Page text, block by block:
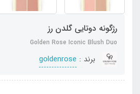
رژگونه دوتایی گلدن رز
Golden Rose Iconic Blush Duo
برند : goldenrose